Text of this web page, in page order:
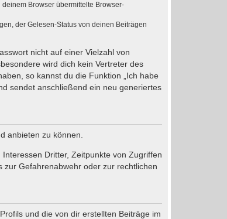
Browser übermittelte Browser-
der Gelesen-Status von deinen Beiträgen
nicht auf einer Vielzahl von
wird dich kein Vertreter des
so kannst du die Funktion „Ich habe
sendet anschließend ein neu generiertes
anbieten zu können.
Dritter, Zeitpunkte von Zugriffen
Gefahrenabwehr oder zur rechtlichen
und die von dir erstellten Beiträge im